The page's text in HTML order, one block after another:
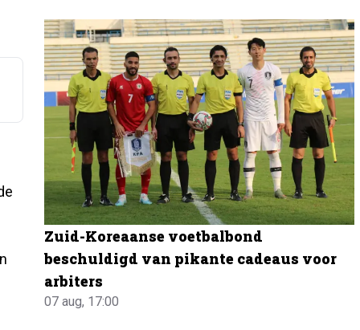
Zuid-Koreaanse voetbalbond
beschuldigd van pikante cadeaus voor
arbiters
07 aug, 17:00